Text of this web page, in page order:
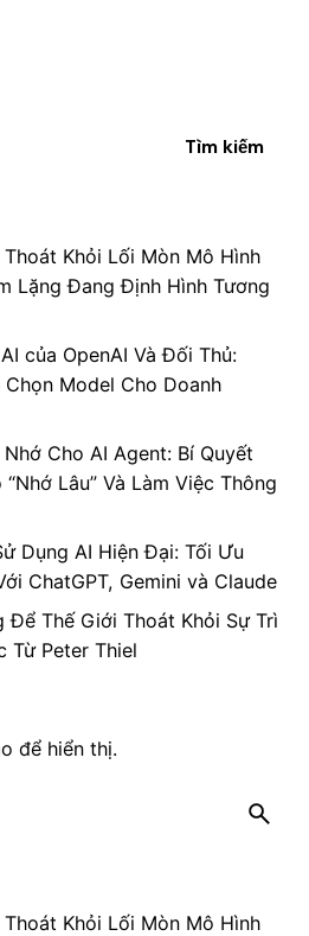
Tìm kiếm
Khỏi Lối Mòn Mô Hình
Lặng Đang Định Hình Tương
của OpenAI Và Đối Thủ:
Model Cho Doanh
Cho AI Agent: Bí Quyết
Lâu” Và Làm Việc Thông
Dụng AI Hiện Đại: Tối Ưu
ChatGPT, Gemini và Claude
Để Thế Giới Thoát Khỏi Sự Trì
Từ Peter Thiel
để hiển thị.
Khỏi Lối Mòn Mô Hình